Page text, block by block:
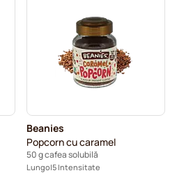
Beanies
Popcorn cu caramel
50 g cafea solubilă
Lungo 5 Intensitate